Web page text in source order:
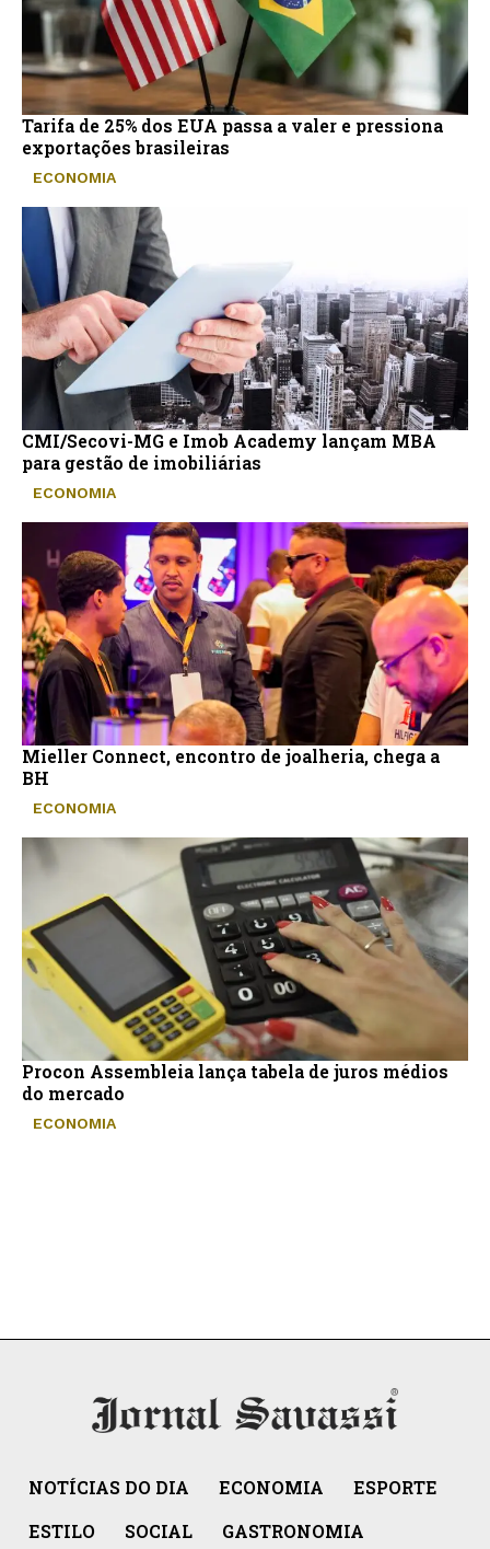
Tarifa de 25% dos EUA passa a valer e pressiona
exportações brasileiras
ECONOMIA
CMI/Secovi-MG e Imob Academy lançam MBA
para gestão de imobiliárias
ECONOMIA
Mieller Connect, encontro de joalheria, chega a
BH
ECONOMIA
Procon Assembleia lança tabela de juros médios
do mercado
ECONOMIA
NOTÍCIAS DO DIA ECONOMIA
ESPORTE
ESTILO
SOCIAL GASTRONOMIA